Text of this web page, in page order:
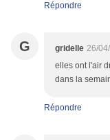
Répondre
G gridelle 26/
elles ont l'air
dans la
Répondre